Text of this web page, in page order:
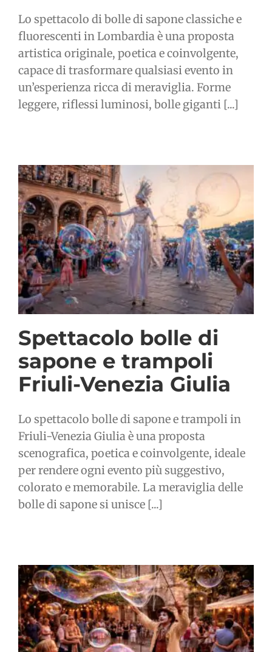
Lo spettacolo di bolle di sapone classiche e
fluorescenti in Lombardia è una proposta
artistica originale, poetica e coinvolgente,
capace di trasformare qualsiasi evento in
un’esperienza ricca di meraviglia. Forme
leggere, riflessi luminosi, bolle giganti [...]
Spettacolo bolle di
sapone e trampoli
Friuli-Venezia Giulia
Lo spettacolo bolle di sapone e trampoli in
Friuli-Venezia Giulia è una proposta
scenografica, poetica e coinvolgente, ideale
per rendere ogni evento più suggestivo,
colorato e memorabile. La meraviglia delle
bolle di sapone si unisce [...]